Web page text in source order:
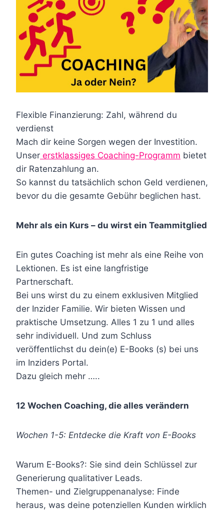
Flexible Finanzierung: Zahl, während du
verdienst
Mach dir keine Sorgen wegen der Investition.
Unser erstklassiges Coaching-Programm bietet
dir Ratenzahlung an.
So kannst du tatsächlich schon Geld verdienen,
bevor du die gesamte Gebühr beglichen hast.
Mehr als ein Kurs – du wirst ein Teammitglied
Ein gutes Coaching ist mehr als eine Reihe von
Lektionen. Es ist eine langfristige
Partnerschaft.
Bei uns wirst du zu einem exklusiven Mitglied
der Inzider Familie. Wir bieten Wissen und
praktische Umsetzung. Alles 1 zu 1 und alles
sehr individuell. Und zum Schluss
veröffentlichst du dein(e) E-Books (s) bei uns
im Inziders Portal.
Dazu gleich mehr …..
12 Wochen Coaching, die alles verändern
Wochen 1-5: Entdecke die Kraft von E-Books
Warum E-Books?: Sie sind dein Schlüssel zur
Generierung qualitativer Leads.
Themen- und Zielgruppenanalyse: Finde
heraus, was deine potenziellen Kunden wirklich